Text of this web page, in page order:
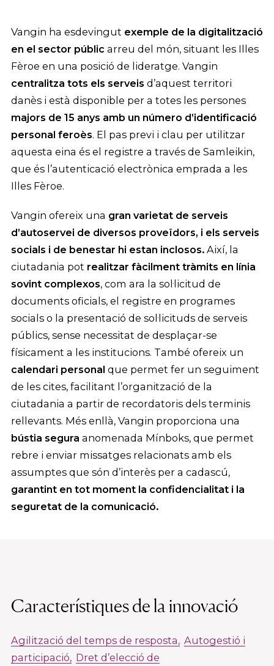
Vangin ha esdevingut exemple de la digitalització
en el sector públic arreu del món, situant les Illes
Fèroe en una posició de lideratge. Vangin
centralitza tots els serveis d’aquest territori
danès i està disponible per a totes les persones
majors de 15 anys amb un número d’identificació
personal feroès. El pas previ i clau per utilitzar
aquesta eina és el registre a través de Samleikin,
que és l’autenticació electrònica emprada a les
Illes Fèroe.
Vangin ofereix una gran varietat de serveis
d’autoservei de diversos proveïdors, i els serveis
socials i de benestar hi estan inclosos. Així, la
ciutadania pot realitzar fàcilment tràmits en línia
sovint complexos, com ara la sol·licitud de
documents oficials, el registre en programes
socials o la presentació de sol·licituds de serveis
públics, sense necessitat de desplaçar-se
físicament a les institucions. També ofereix un
calendari personal que permet fer un seguiment
de les cites, facilitant l’organització de la
ciutadania a partir de recordatoris dels terminis
rellevants. Més enllà, Vangin proporciona una
bústia segura anomenada Mínboks, que permet
rebre i enviar missatges relacionats amb els
assumptes que són d’interès per a cadascú,
garantint en tot moment la confidencialitat i la
seguretat de la comunicació.
Característiques de la innovació
Agilització del temps de resposta Autogestió i
participació Dret d’elecció de